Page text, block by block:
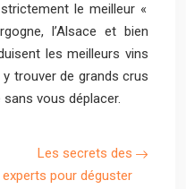
le meilleur «
l’Alsace et bien
les meilleurs vins
trouver de grands crus
vous déplacer.
Les secrets des
experts pour déguster